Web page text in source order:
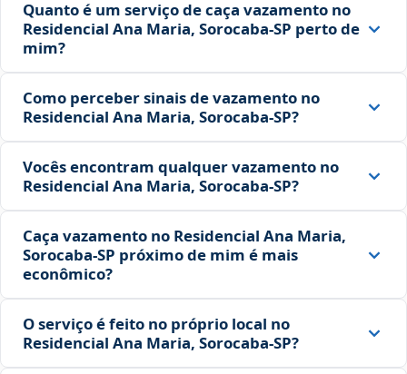
Quanto é um serviço de caça vazamento no
Residencial Ana Maria, Sorocaba‑SP perto de
mim?
Como perceber sinais de vazamento no
Residencial Ana Maria, Sorocaba‑SP?
Vocês encontram qualquer vazamento no
Residencial Ana Maria, Sorocaba‑SP?
Caça vazamento no Residencial Ana Maria,
Sorocaba‑SP próximo de mim é mais
econômico?
O serviço é feito no próprio local no
Residencial Ana Maria, Sorocaba‑SP?